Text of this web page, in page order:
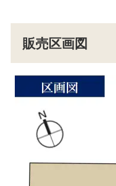
販売区画図